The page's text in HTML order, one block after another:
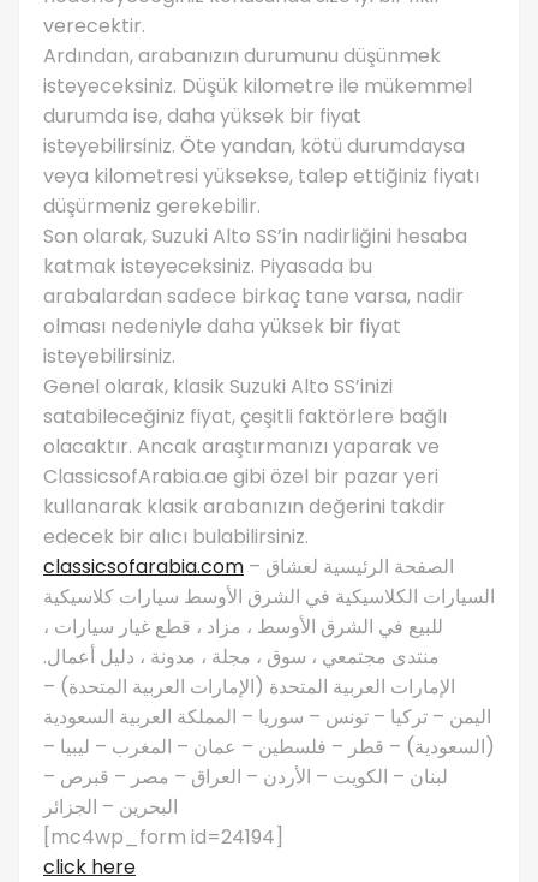
verecektir.
Ardından, arabanızın durumunu düşünmek
isteyeceksiniz. Düşük kilometre ile mükemmel
durumda ise, daha yüksek bir fiyat
isteyebilirsiniz. Öte yandan, kötü durumdaysa
veya kilometresi yüksekse, talep ettiğiniz fiyatı
düşürmeniz gerekebilir.
Son olarak, Suzuki Alto SS’in nadirliğini hesaba
katmak isteyeceksiniz. Piyasada bu
arabalardan sadece birkaç tane varsa, nadir
olması nedeniyle daha yüksek bir fiyat
isteyebilirsiniz.
Genel olarak, klasik Suzuki Alto SS’inizi
satabileceğiniz fiyat, çeşitli faktörlere bağlı
olacaktır. Ancak araştırmanızı yaparak ve
ClassicsofArabia.ae gibi özel bir pazar yeri
kullanarak klasik arabanızın değerini takdir
edecek bir alıcı bulabilirsiniz.
classicsofarabia.com – الصفحة الرئيسية لعشاق
السيارات الكلاسيكية في الشرق الأوسط سيارات كلاسيكية
للبيع في الشرق الأوسط ، مزاد ، قطع غيار سيارات ،
منتدى مجتمعي ، سوق ، مجلة ، مدونة ، دليل أعمال.
الإمارات العربية المتحدة (الإمارات العربية المتحدة) –
اليمن – تركيا – تونس – سوريا – المملكة العربية السعودية
(السعودية) – قطر – فلسطين – عمان – المغرب – ليبيا –
لبنان – الكويت – الأردن – العراق – مصر – قبرص –
البحرين – الجزائر
[mc4wp_form id=24194]
click here